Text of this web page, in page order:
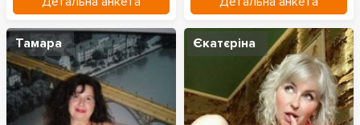
Тамара Єкатєріна